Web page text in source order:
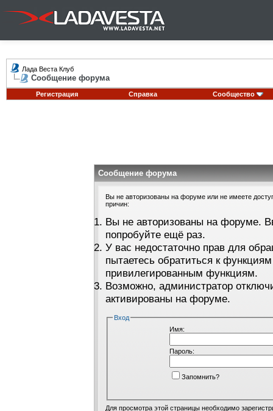
Лада Веста Клуб
Сообщение форума
Регистрация Справка Сообщество
Сообщение форума
Вы не авторизованы на форуме или не имеете
причин:
Вы не авторизованы на форуме.
попробуйте ещё раз.
У вас недостаточно прав для
пытаетесь обратиться к
привилегированным функциям.
Возможно, администратор
активированы на форуме.
Вход
Имя:
Пароль:
Запомнить?
Для просмотра этой страницы необходимо